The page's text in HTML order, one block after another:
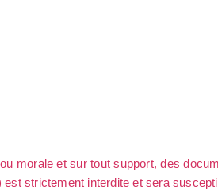
morale et sur tout support, des
strictement interdite et sera